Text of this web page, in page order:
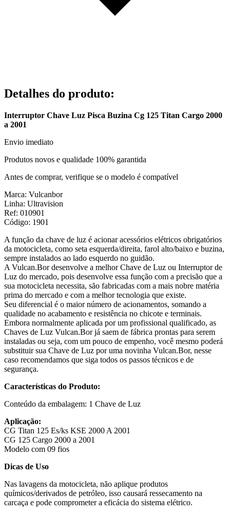
Detalhes do produto:
Interruptor Chave Luz Pisca Buzina Cg 125 Titan Cargo 2000
a 2001
Envio imediato
Produtos novos e qualidade 100% garantida
Antes de comprar, verifique se o modelo é compatível
Marca: Vulcanbor
Linha: Ultravision
Ref: 010901
Código: 1901
A função da chave de luz é acionar acessórios elétricos obrigatórios
da motocicleta, como seta esquerda/direita, farol alto/baixo e buzina,
sempre instalados ao lado esquerdo no guidão.
A Vulcan.Bor desenvolve a melhor Chave de Luz ou Interruptor de
Luz do mercado, pois desenvolve essa função com a precisão que a
sua motocicleta necessita, são fabricadas com a mais nobre matéria
prima do mercado e com a melhor tecnologia que existe.
Seu diferencial é o maior número de acionamentos, somando a
qualidade no acabamento e resistência no chicote e terminais.
Embora normalmente aplicada por um profissional qualificado, as
Chaves de Luz Vulcan.Bor já saem de fábrica prontas para serem
instaladas ou seja, com um pouco de empenho, você mesmo poderá
substituir sua Chave de Luz por uma novinha Vulcan.Bor, nesse
caso recomendamos que siga todos os passos técnicos e de
segurança.
Características do Produto:
Conteúdo da embalagem: 1 Chave de Luz
Aplicação:
CG Titan 125 Es/ks KSE 2000 A 2001
CG 125 Cargo 2000 a 2001
Modelo com 09 fios
Dicas de Uso
Nas lavagens da motocicleta, não aplique produtos
químicos/derivados de petróleo, isso causará ressecamento na
carcaça e pode comprometer a eficácia do sistema elétrico.